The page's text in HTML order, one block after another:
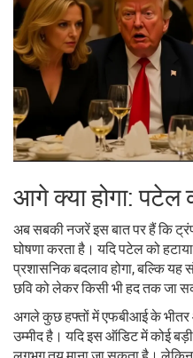
आगे क्या होगा: पटेल
अब सबकी नजरें इस बात पर हैं कि
घोषणा करता है। यदि पटेल को
प्रशासनिक बदलाव होगा, बल्कि
छवि को लेकर किसी भी हद तक जा
अगले कुछ हफ्तों में एफबीआई के
उम्मीद है। यदि इस ऑडिट में कोई